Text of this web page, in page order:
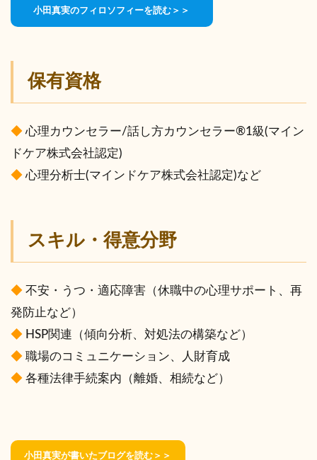
小田真実のフィロソフィーを読む＞＞
保有資格
◆心理カウンセラー/話し方カウンセラー®︎1級(マイン
ドケア株式会社認定)
◆心理分析士(マインドケア株式会社認定)など
スキル・得意分野
◆ 不安・うつ・適応障害（休職中の心理サポート、再
発防止など）
◆ HSP関連（傾向分析、対処法の構築など）
◆ 職場のコミュニケーション、人財育成
◆ 各種法律手続案内（離婚、相続など）
小田真実が書いたブログを読む＞＞